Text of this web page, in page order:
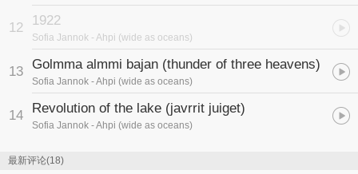
12 1922
Sofia Jannok - Ahpi (wide as oceans)
13 Golmma almmi bajan (thunder of three heavens)
Sofia Jannok - Ahpi (wide as oceans)
14 Revolution of the lake (javrrit juiget)
Sofia Jannok - Ahpi (wide as oceans)
最新评论(18)